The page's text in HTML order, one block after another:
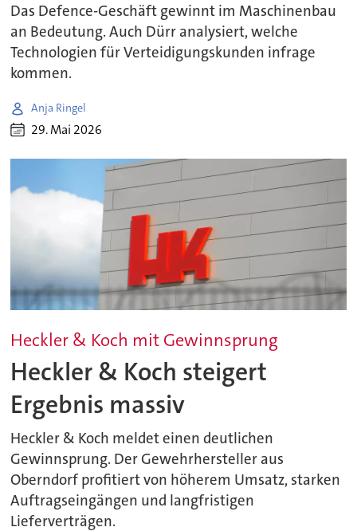
Das Defence-Geschäft gewinnt im Maschinenbau
an Bedeutung. Auch Dürr analysiert, welche
Technologien für Verteidigungskunden infrage
kommen.
Anja Ringel
29. Mai 2026
Heckler & Koch mit Gewinnsprung
Heckler & Koch steigert
Ergebnis massiv
Heckler & Koch meldet einen deutlichen
Gewinnsprung. Der Gewehrhersteller aus
Oberndorf profitiert von höherem Umsatz, starken
Auftragseingängen und langfristigen
Lieferverträgen.